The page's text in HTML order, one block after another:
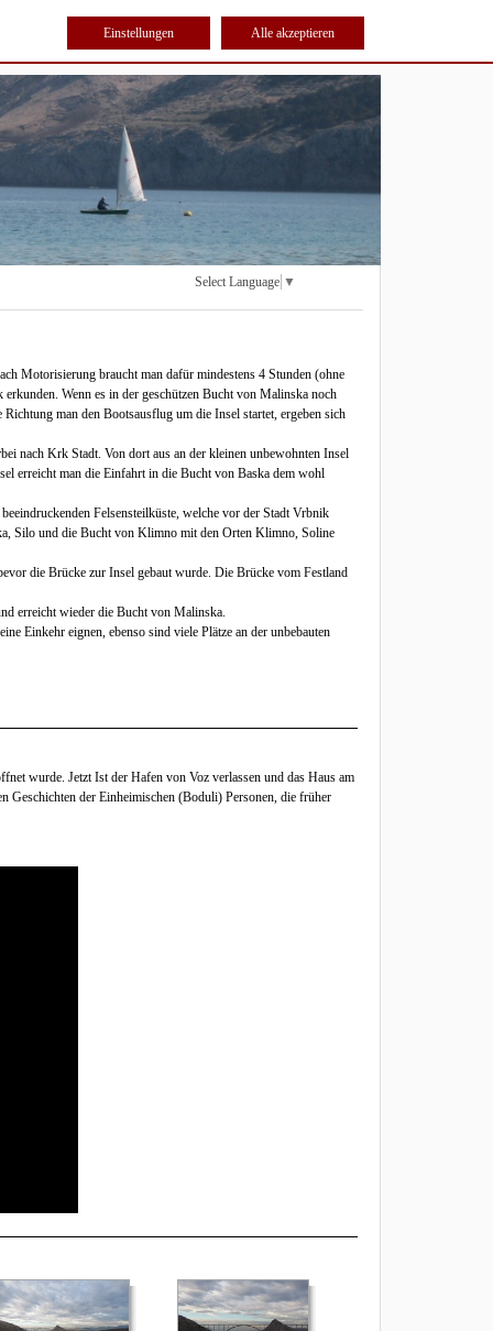
Einstellungen Alle akzeptieren
Select Language ▼
Motorisierung braucht man dafür mindestens 4 Stunden (ohne
Wenn es in der geschützen Bucht von Malinska noch
man den Bootsausflug um die Insel startet, ergeben sich
nach Krk Stadt. Von dort aus an der kleinen unbewohnten Insel
erreicht man die Einfahrt in die Bucht von Baska dem wohl
Felsensteilküste, welche vor der Stadt Vrbnik
Silo und die Bucht von Klimno mit den Orten Klimno, Soline
die Brücke zur Insel gebaut wurde. Die Brücke vom Festland
erreicht wieder die Bucht von Malinska.
Einkehr eignen, ebenso sind viele Plätze an der unbebauten
wurde. Jetzt Ist der Hafen von Voz verlassen und das Haus am
Geschichten der Einheimischen (Boduli) Personen, die früher